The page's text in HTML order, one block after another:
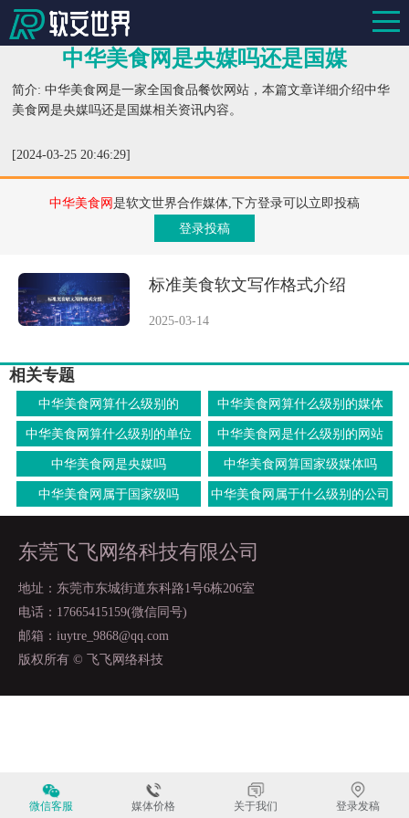
中华美食网是央媒吗还是国媒
简介: 中华美食网是一家全国食品餐饮网站，本篇文章详细介绍中华
美食网是央媒吗还是国媒相关资讯内容。
[2024-03-25 20:46:29]
中华美食网是软文世界合作媒体,下方登录可以立即投稿
登录投稿
标准美食软文写作格式介绍
2025-03-14
相关专题
中华美食网算什么级别的 中华美食网算什么级别的媒体
中华美食网算什么级别的单位 中华美食网是什么级别的网站
中华美食网是央媒吗 中华美食网算国家级媒体吗
中华美食网属于国家级吗 中华美食网属于什么级别的公司
东莞飞飞网络科技有限公司
地址：东莞市东城街道东科路1号6栋206室
电话：17665415159(微信同号)
邮箱：iuytre_9868@qq.com
版权所有 © 飞飞网络科技
微信客服 媒体价格 关于我们 登录发稿